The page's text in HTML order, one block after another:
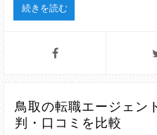
続きを読む
鳥取の転職エージェン
判・口コミを比較